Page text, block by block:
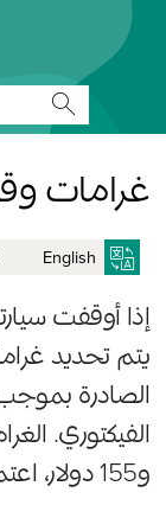
غرامات
إذا أوقفت
يتم تحديد
الصادرة
و155 دولار، اعتماداً على المخالفة.